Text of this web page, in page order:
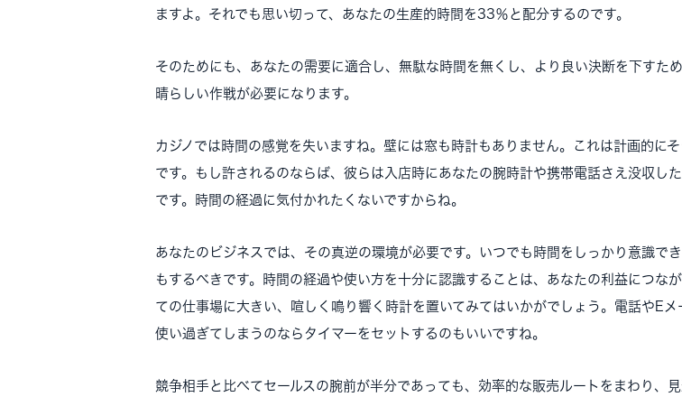
ますよ。それでも思い切って、あなたの生産的時間を33％と配分するのです。
そのためにも、あなたの需要に適合し、無駄な時間を無くし、より良い決断を下すた
晴らしい作戦が必要になります。
カジノでは時間の感覚を失いますね。壁には窓も時計もありません。これは計画的に
です。もし許されるのならば、彼らは入店時にあなたの腕時計や携帯電話さえ没収し
です。時間の経過に気付かれたくないですからね。
あなたのビジネスでは、その真逆の環境が必要です。いつでも時間をしっかり意識で
もするべきです。時間の経過や使い方を十分に認識することは、あなたの利益につな
ての仕事場に大きい、喧しく鳴り響く時計を置いてみてはいかがでしょう。電話やEメ
使い過ぎてしまうのならタイマーをセットするのもいいですね。
競争相手と比べてセールスの腕前が半分であっても、効率的な販売ルートをまわり、